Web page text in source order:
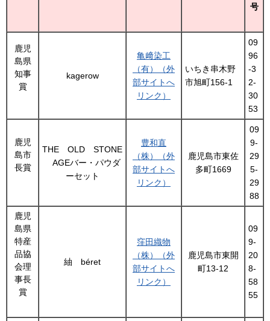
号
鹿児
島県
知事
賞
kagerow
亀﨑染工
（有）（外
部サイトへ
リンク）
いちき串木野
市旭町156-1
09
96
-3
2-
30
53
鹿児
島市
長賞
THE OLD STONE
AGEバー・パウダ
ーセット
豊和直
（株）（外
部サイトへ
リンク）
鹿児島市東佐
多町1669
09
9-
29
5-
29
88
鹿児
島県
特産
品協
会理
事長
賞
紬 béret
窪田織物
（株）（外
部サイトへ
リンク）
鹿児島市東開
町13-12
09
9-
20
8-
58
55